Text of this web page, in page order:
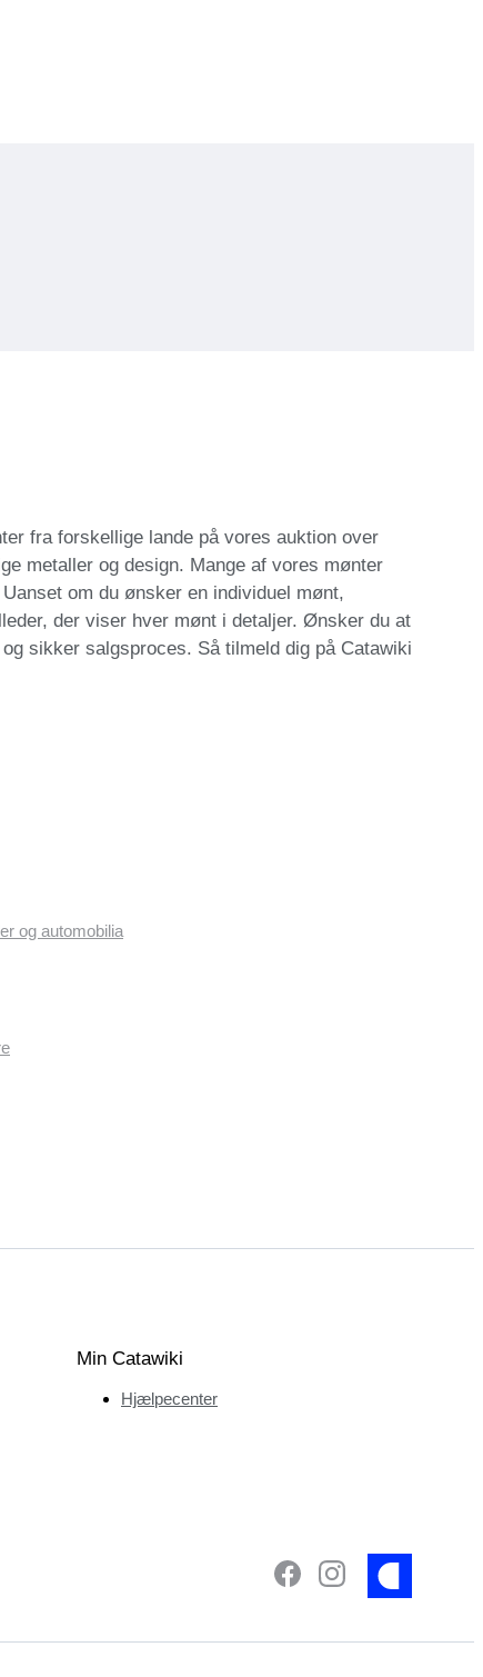
fra forskellige lande på vores auktion over
metaller og design. Mange af vores mønter
om du ønsker en individuel mønt,
der viser hver mønt i detaljer. Ønsker du at
sikker salgsproces. Så tilmeld dig på Catawiki
og automobilia
Min Catawiki
Hjælpecenter